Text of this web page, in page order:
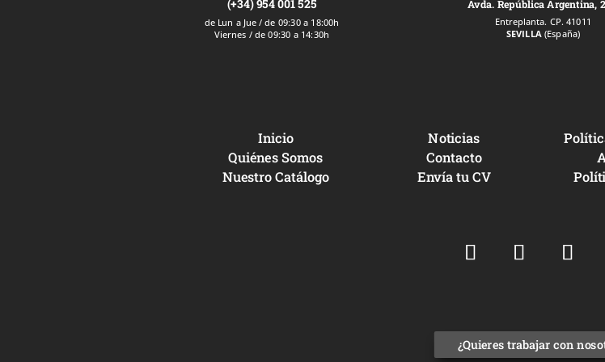
(+34) 954 001 525
de Lun a Jue / de 09:30 a 18:00h
Viernes / de 09:30 a 14:30h
Avda. República Argentina,
Entreplanta. CP. 41011
SEVILLA (España)
Inicio
Quiénes Somos
Nuestro Catálogo
Noticias
Contacto
Envía tu CV
¿Quieres trabajar con